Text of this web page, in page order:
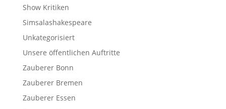
Show Kritiken
Simsalashakespeare
Unkategorisiert
Unsere öffentlichen Auftritte
Zauberer Bonn
Zauberer Bremen
Zauberer Essen